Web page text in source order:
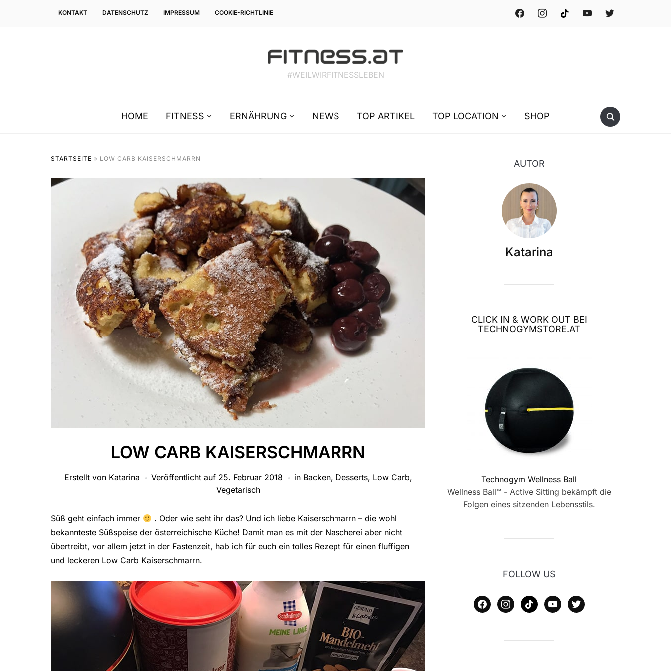
facebook instagramtiktok youtube twitter
KONTAKT DATENSCHUTZ IMPRESSUM COOKIE-RICHTLINIE
#WEILWIRFITNESSLEBEN
HOME FITNESS ERNÄHRUNG NEWS TOP ARTIKEL TOP LOCATION SHOP
STARTSEITE » LOW CARB KAISERSCHMARRN
LOW CARB KAISERSCHMARRN
Erstellt von Katarina Veröffentlicht auf 25. Februar 2018 in Backen, Desserts, Low Carb,
Vegetarisch
Süß geht einfach immer
. Oder wie seht ihr das? Und ich liebe Kaiserschmarrn – die wohl
bekannteste Süßspeise der österreichische Küche! Damit man es mit der Nascherei aber nicht
übertreibt, vor allem jetzt in der Fastenzeit, hab ich für euch ein tolles Rezept für einen fluffigen
und leckeren Low Carb Kaiserschmarrn.
AUTOR
Katarina
CLICK IN & WORK OUT BEI
TECHNOGYMSTORE.AT
Technogym Wellness Ball
Wellness Ball™ - Active Sitting bekämpft die
Folgen eines sitzenden Lebensstils.
FOLLOW US
facebookinstagram
tiktok youtubetwitter